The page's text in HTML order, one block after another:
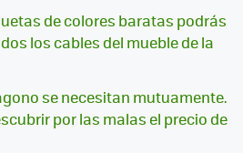
de colores baratas podrás
los cables del mueble de la
se necesitan mutuamente.
por las malas el precio de